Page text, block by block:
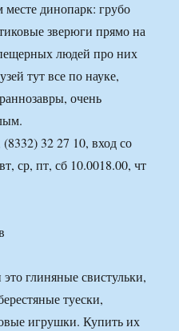
динопарк: грубо
зверюги прямо на
людей про них
тут все по науке,
очень
32 27 10, вход со
ср, пт, сб 10.0018.00, чт
глиняные свистульки,
туески,
игрушки. Купить их